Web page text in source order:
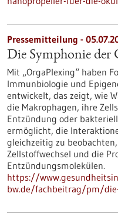
Pressemitteilung -
Die Symphonie der
Mit „OrgaPlexing“ haben
Immunbiologie und
entwickelt, das zeigt, wie
die Makrophagen, ihre
Entzündung oder
ermöglicht, die
gleichzeitig zu
Zellstoffwechsel und die
Entzündungsmolekülen.
https://
bw.de/fachbeitrag/pm/